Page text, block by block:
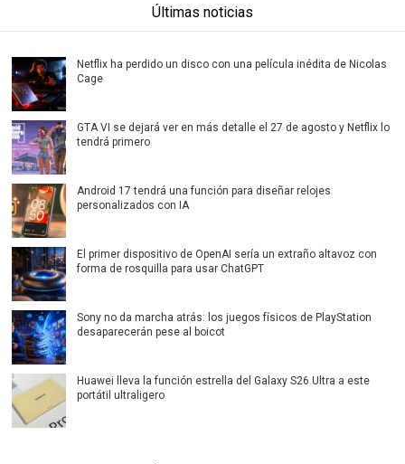
Últimas noticias
Netflix ha perdido un disco con una película inédita de Nicolas
Cage
GTA VI se dejará ver en más detalle el 27 de agosto y Netflix lo
tendrá primero
Android 17 tendrá una función para diseñar relojes
personalizados con IA
El primer dispositivo de OpenAI sería un extraño altavoz con
forma de rosquilla para usar ChatGPT
Sony no da marcha atrás: los juegos físicos de PlayStation
desaparecerán pese al boicot
Huawei lleva la función estrella del Galaxy S26 Ultra a este
portátil ultraligero